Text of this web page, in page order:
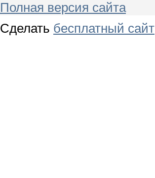
Полная версия сайта
Сделать бесплатный сайт